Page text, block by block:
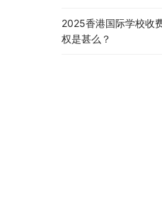
2025香港国际学校收
权是甚么？